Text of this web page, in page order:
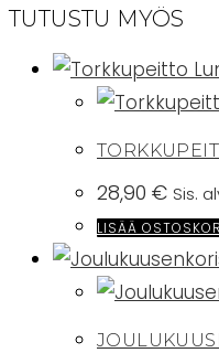
TUTUSTU MYÖS
28,90 € Sis.
LISÄÄ